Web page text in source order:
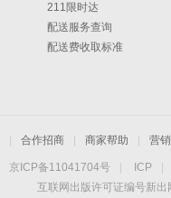
211限时达
配送服务查询
配送费收取标准
合作招商 商家帮助 营
京ICP备11041704号 ICP
互联网出版许可证编号新